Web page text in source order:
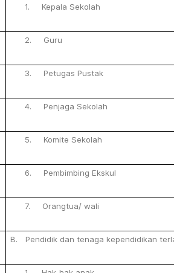
1. Kepala Sekolah
2. Guru
3. Petugas Pustak
4. Penjaga Sekolah
5. Komite Sekolah
6. Pembimbing Ekskul
7. Orangtua/ wali
B. Pendidik dan tenaga kependidikan